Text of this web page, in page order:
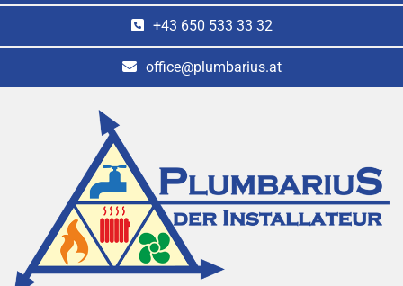
+43 650 533 33 32
office@plumbarius.at